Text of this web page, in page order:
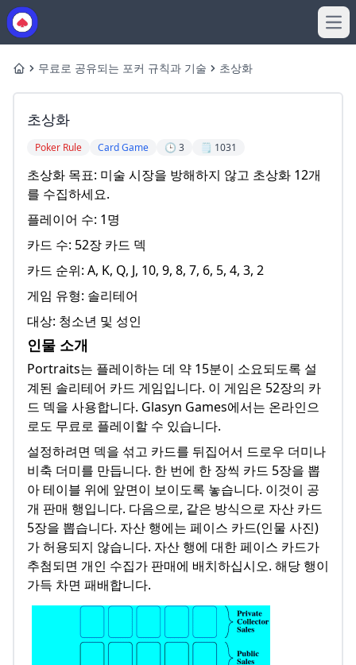
Home무료로 공유되는 포커 규칙과 기술 초상화
초상화
Poker Rule Card Game 🕒 3 🗒️ 1031
초상화 목표: 미술 시장을 방해하지 않고 초상화 12개
를 수집하세요.
플레이어 수: 1명
카드 수: 52장 카드 덱
카드 순위: A, K, Q, J, 10, 9, 8, 7, 6, 5, 4, 3, 2
게임 유형: 솔리테어
대상: 청소년 및 성인
인물 소개
Portraits는 플레이하는 데 약 15분이 소요되도록 설
계된 솔리테어 카드 게임입니다. 이 게임은 52장의 카
드 덱을 사용합니다. Glasyn Games에서는 온라인으
로도 무료로 플레이할 수 있습니다.
설정하려면 덱을 섞고 카드를 뒤집어서 드로우 더미나
비축 더미를 만듭니다. 한 번에 한 장씩 카드 5장을 뽑
아 테이블 위에 앞면이 보이도록 놓습니다. 이것이 공
개 판매 행입니다. 다음으로, 같은 방식으로 자산 카드
5장을 뽑습니다. 자산 행에는 페이스 카드(인물 사진)
가 허용되지 않습니다. 자산 행에 대한 페이스 카드가
추첨되면 개인 수집가 판매에 배치하십시오. 해당 행이
가득 차면 패배합니다.